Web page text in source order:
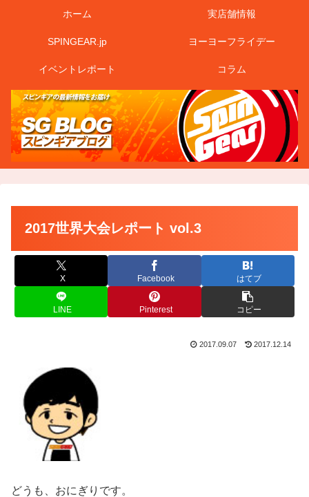
ホーム 実店舗情報
SPINGEAR.jp ヨーヨーフライデー
イベントレポート コラム
2017世界大会レポート vol.3
X Facebook はてブ
LINE Pinterest コピー
2017.09.07 2017.12.14
どうも、おにぎりです。